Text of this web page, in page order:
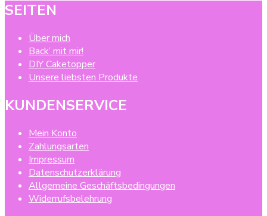
SEITEN
Über mich
Back’ mit mir!
DIY Caketopper
Unsere liebsten Produkte
KUNDENSERVICE
Mein Konto
Zahlungsarten
Impressum
Datenschutzerklärung
Allgemeine Geschäftsbedingungen
Widerrufsbelehrung